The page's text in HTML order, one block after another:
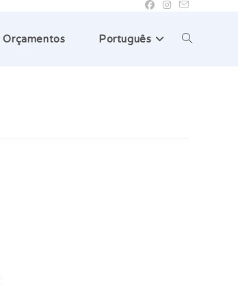
Português Toggle